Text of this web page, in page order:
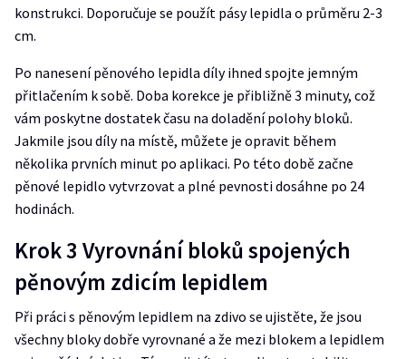
konstrukci. Doporučuje se použít pásy lepidla o průměru 2-3
cm.
Po nanesení pěnového lepidla díly ihned spojte jemným
přitlačením k sobě. Doba korekce je přibližně 3 minuty, což
vám poskytne dostatek času na doladění polohy bloků.
Jakmile jsou díly na místě, můžete je opravit během
několika prvních minut po aplikaci. Po této době začne
pěnové lepidlo vytvrzovat a plné pevnosti dosáhne po 24
hodinách.
Krok 3 Vyrovnání bloků spojených
pěnovým zdicím lepidlem
Při práci s pěnovým lepidlem na zdivo se ujistěte, že jsou
všechny bloky dobře vyrovnané a že mezi blokem a lepidlem